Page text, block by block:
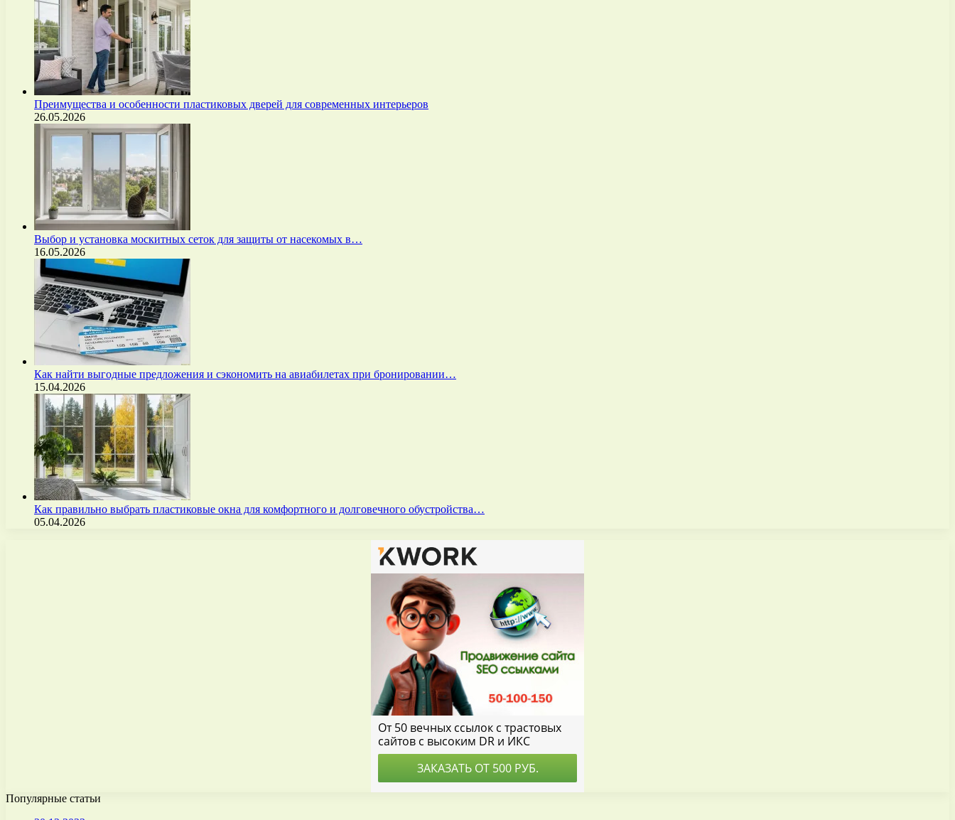
Преимущества и особенности пластиковых дверей для современных интерьеров
26.05.2026
Выбор и установка москитных сеток для защиты от насекомых в…
16.05.2026
Как найти выгодные предложения и сэкономить на авиабилетах при бронировании…
15.04.2026
Как правильно выбрать пластиковые окна для комфортного и долговечного обустройства…
05.04.2026
Популярные статьи